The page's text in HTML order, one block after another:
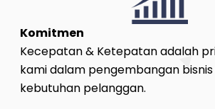
Komitmen
Kecepatan & Ketepatan adalah
kami dalam pengembangan
kebutuhan pelanggan.